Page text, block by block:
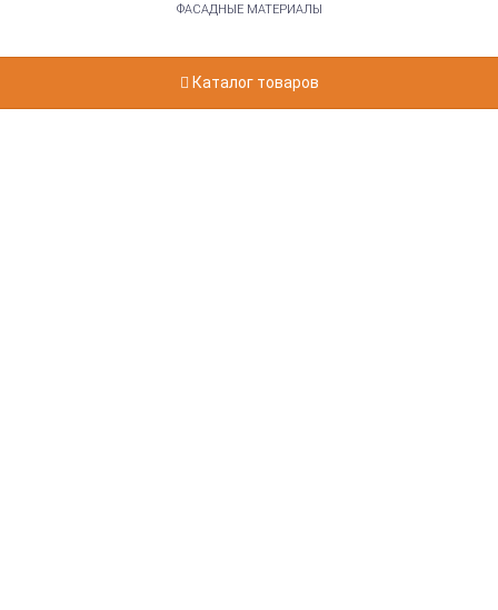
ФАСАДНЫЕ МАТЕРИАЛЫ
Каталог товаров